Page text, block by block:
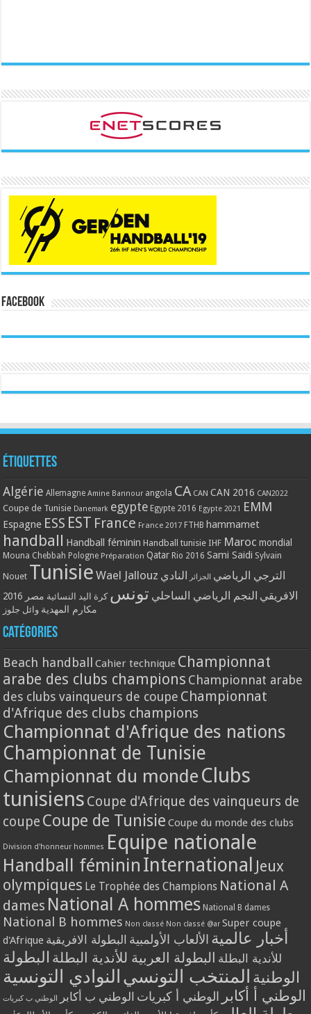
Facebook
Étiquettes
Algérie Allemagne Amine Bannour angola CA CAN CAN 2016 CAN2022
Coupe de Tunisie Danemark egypte Egypte 2016 Egypte 2021 EMM
Espagne ESS EST France France 2017 FTHB hammamet
handball Handball féminin Handball tunisie IHF Maroc mondial
Mouna Chebbah Pologne Préparation Qatar Rio 2016 Sami Saidi Sylvain
Nouet Tunisie Wael Jallouz الترجي الرياضي الجزائر النادي
الافريقي النجم الرياضي الساحلي تونس كرة اليد النسائية مصر 2016
مكارم المهدية وائل جلوز
Catégories
Beach handball Cahier technique Championnat
arabe des clubs champions Championnat arabe
des clubs vainqueurs de coupe Championnat
d'Afrique des clubs champions
Championnat d'Afrique des nations
Championnat de Tunisie
Championnat du monde Clubs
tunisiens Coupe d'Afrique des vainqueurs de
coupe Coupe de Tunisie Coupe du monde des clubs
Division d'honneur hommes Equipe nationale
Handball féminin International Jeux
olympiques Le Trophée des Champions National A
dames National A hommes National B dames
National B hommes Non classé Non classé @ar Super coupe
d'Afrique
أخبار عالمية الألعاب الأولمبية البطولة الافريقية
للأندية البطلة البطولة العربية للأندية البطلة البطولة
الوطنية المنتخب التونسي النوادي التونسية
الوطني أ أكابر الوطني أ كبريات الوطني ب أكابر الوطني ب كبريات